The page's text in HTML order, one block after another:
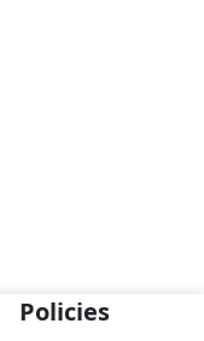
Policies